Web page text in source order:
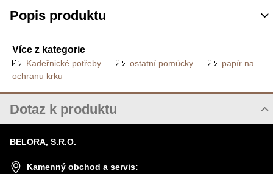
Popis produktu
Více z kategorie
Kadeřnické potřeby ostatní pomůcky
papír na
ochranu krku
Dotaz k produktu
JMÉNO
BELORA, S.R.O.
Kamenný obchod a servis: